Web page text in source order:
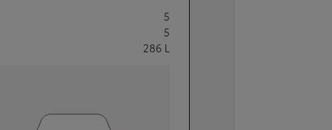
5
5
286 L